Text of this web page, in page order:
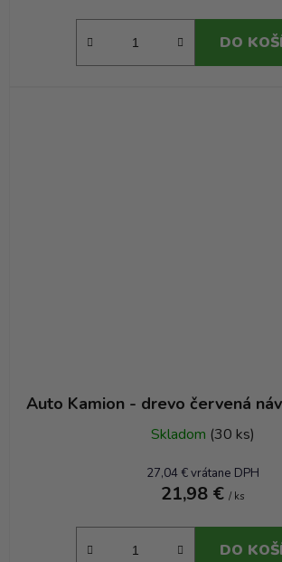
DO
Auto Kamion - drevo červená
Skladom (30 ks)
27,04 € vrátane DPH
21,98 € / ks
DO